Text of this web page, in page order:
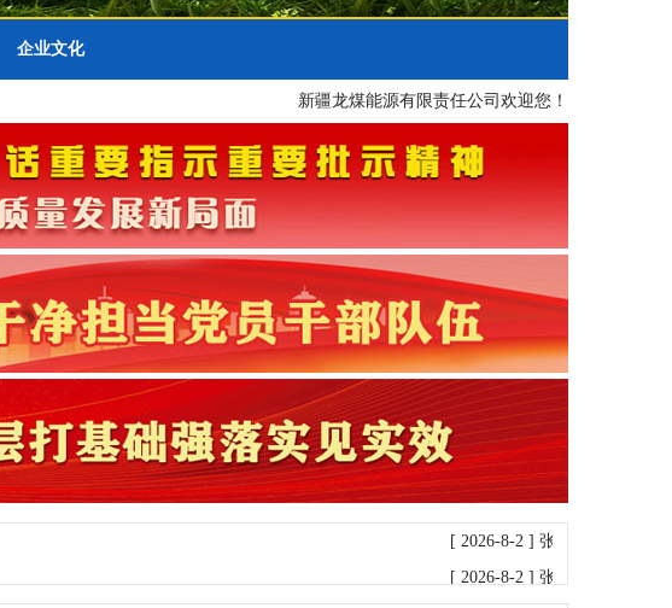
企业文化
新疆龙煤能源有限责任公司欢迎您！
[ 2026-8-2 ]张传军检查指导普
[ 2026-8-2 ]张传军主持召开普